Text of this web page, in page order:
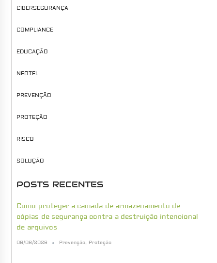
CIBERSEGURANÇA
COMPLIANCE
EDUCAÇÃO
NEOTEL
PREVENÇÃO
PROTEÇÃO
RISCO
SOLUÇÃO
POSTS RECENTES
Como proteger a camada de armazenamento de
cópias de segurança contra a destruição intencional
de arquivos
06/08/2026 Prevenção, Proteção